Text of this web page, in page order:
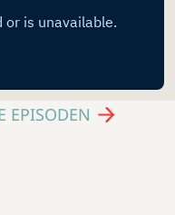
EPISODEN